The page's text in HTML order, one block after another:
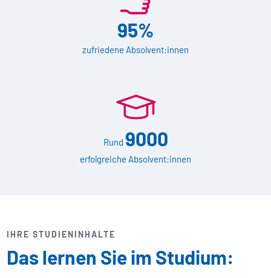
95%
zufriedene Absolvent:innen
Rund 9000
erfolgreiche Absolvent:innen
IHRE STUDIENINHALTE
Das lernen Sie im Studium: